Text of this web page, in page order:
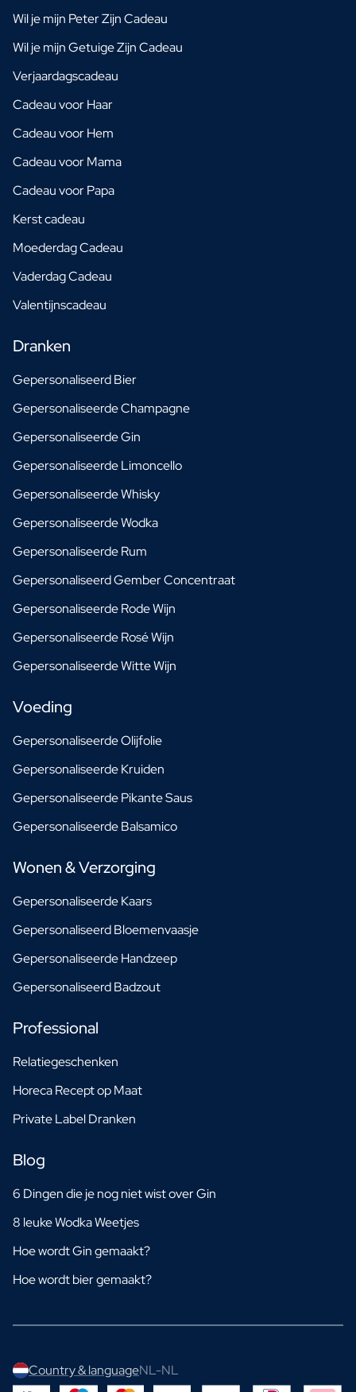
Wil je mijn Peter Zijn Cadeau
Wil je mijn Getuige Zijn Cadeau
Verjaardagscadeau
Cadeau voor Haar
Cadeau voor Hem
Cadeau voor Mama
Cadeau voor Papa
Kerst cadeau
Moederdag Cadeau
Vaderdag Cadeau
Valentijnscadeau
Dranken
Gepersonaliseerd Bier
Gepersonaliseerde Champagne
Gepersonaliseerde Gin
Gepersonaliseerde Limoncello
Gepersonaliseerde Whisky
Gepersonaliseerde Wodka
Gepersonaliseerde Rum
Gepersonaliseerd Gember Concentraat
Gepersonaliseerde Rode Wijn
Gepersonaliseerde Rosé Wijn
Gepersonaliseerde Witte Wijn
Voeding
Gepersonaliseerde Olijfolie
Gepersonaliseerde Kruiden
Gepersonaliseerde Pikante Saus
Gepersonaliseerde Balsamico
Wonen & Verzorging
Gepersonaliseerde Kaars
Gepersonaliseerd Bloemenvaasje
Gepersonaliseerde Handzeep
Gepersonaliseerd Badzout
Professional
Relatiegeschenken
Horeca Recept op Maat
Private Label Dranken
Blog
6 Dingen die je nog niet wist over Gin
8 leuke Wodka Weetjes
Hoe wordt Gin gemaakt?
Hoe wordt bier gemaakt?
Country & languageNL-NL